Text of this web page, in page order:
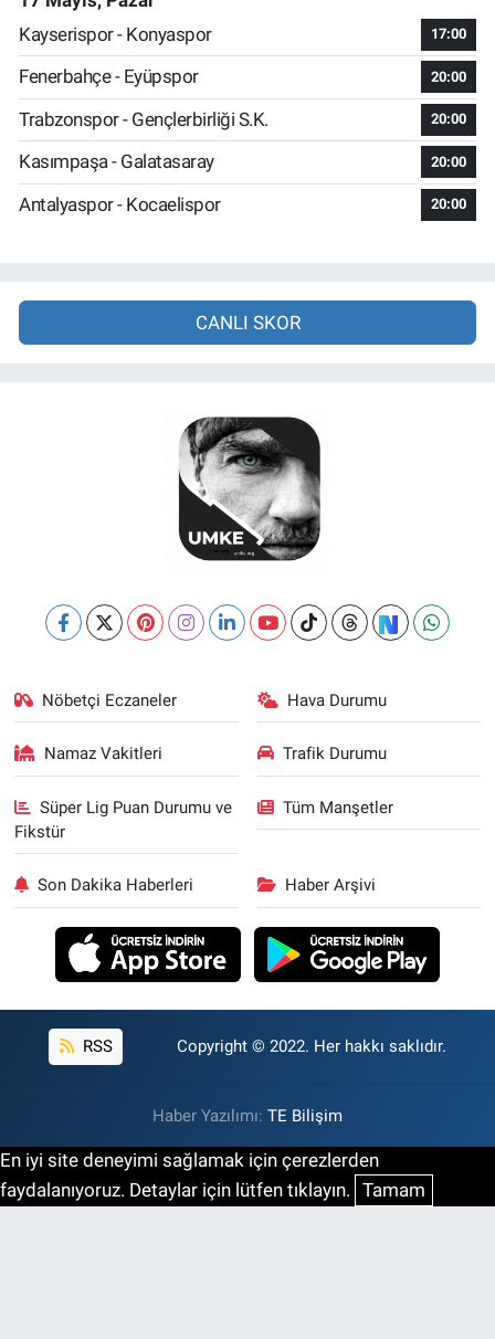
Kayserispor - Konyaspor
17:00
Fenerbahçe - Eyüpspor 20:00
Trabzonspor - Gençlerbirliği S.K. 20:00
Kasımpaşa - Galatasaray 20:00
Antalyaspor - Kocaelispor 20:00
CANLI SKOR
Nöbetçi Eczaneler Hava Durumu
Namaz Vakitleri Trafik Durumu
Süper Lig Puan Durumu ve
Fikstür
Tüm Manşetler
Son Dakika Haberleri Haber Arşivi
RSS Copyright © 2022. Her hakkı saklıdır.
Haber Yazılımı: TE Bilişim
En iyi site deneyimi sağlamak için çerezlerden
faydalanıyoruz. Detaylar için lütfen tıklayın. Tamam